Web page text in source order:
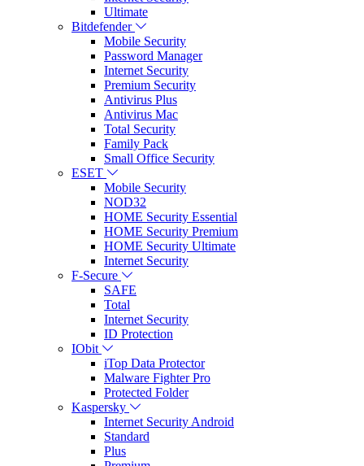
Ultimate
Bitdefender
Mobile Security
Password Manager
Internet Security
Premium Security
Antivirus Plus
Antivirus Mac
Total Security
Family Pack
Small Office Security
ESET
Mobile Security
NOD32
HOME Security Essential
HOME Security Premium
HOME Security Ultimate
Internet Security
F-Secure
SAFE
Total
Internet Security
ID Protection
IObit
iTop Data Protector
Malware Fighter Pro
Protected Folder
Kaspersky
Internet Security Android
Standard
Plus